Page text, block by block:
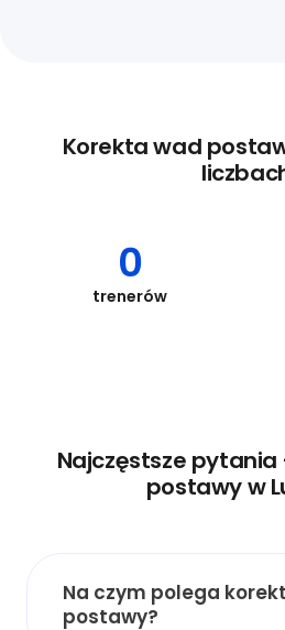
Korekta wad
0
trenerów
Najczęstsze
postawy w
Na czym polega
postawy?